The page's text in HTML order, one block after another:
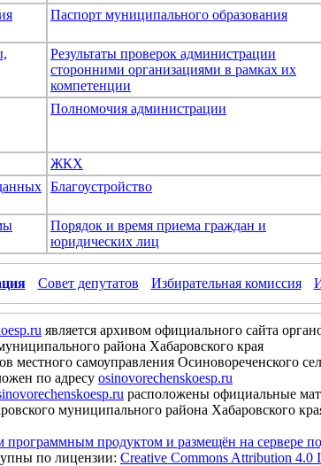
Паспорт муниципального образования
Результаты проверок администрации
сторонними организациями в рамках их
компетенции
Полномочия администрации
ЖКХ
Благоустройство
Порядок и время приема граждан и
юридических лиц
Совет депутатов Избирательная комиссия
является архивом официального сайта
района Хабаровского края
местного самоуправления Осиновореченского
по адресу osinovorechenskoesp.ru
расположены официальные
муниципального района Хабаровского
программным продуктом и размещён на сервере
по лицензии: Creative Commons Attribution 4.0